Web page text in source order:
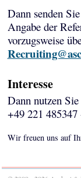
Dann senden
Angabe der
vorzugsweise
Interesse
Dann nutzen
+49 221 485347
Wir freuen uns auf